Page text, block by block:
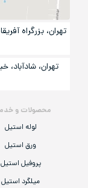
محصولات و
لوله استیل
ورق استیل
پروفیل استیل
میلگرد استیل
تهران، بزرگراه